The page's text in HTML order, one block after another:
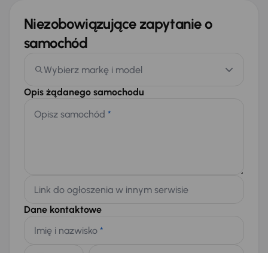
Niezobowiązujące zapytanie o
samochód
Wybierz markę i model
Opis żądanego samochodu
Opisz samochód *
Link do ogłoszenia w innym serwisie
Dane kontaktowe
Imię i nazwisko *